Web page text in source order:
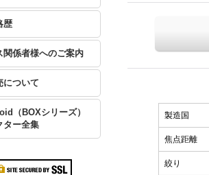
歴
関係者様へのご案内
について
（BOXシリーズ）
ター全集
製造国
焦点距離
絞り